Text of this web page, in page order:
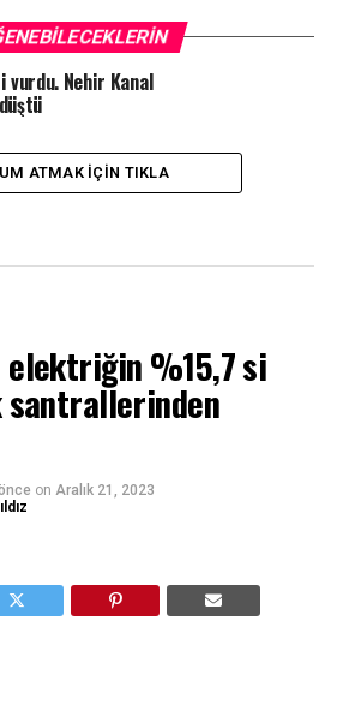
vurdu. Nehir Kanal
ATMAK IÇIN TIKLA
elektriğin %15,7 si
on Aralık 21, 2023